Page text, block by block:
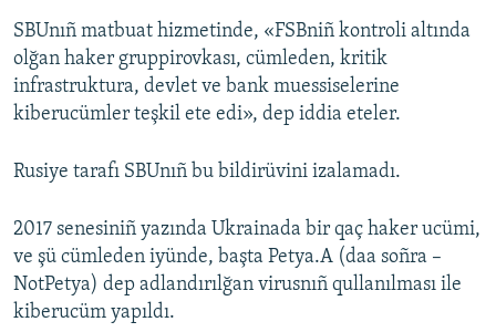
SBUnıñ matbuat hizmetinde, «FSBniñ kontroli altında
olğan haker gruppirovkası, cümleden, kritik
infrastruktura, devlet ve bank muessiselerine
kiberucümler teşkil ete edi», dep iddia eteler.
Rusiye tarafı SBUnıñ bu bildirüvini izalamadı.
2017 senesiniñ yazında Ukrainada bir qaç haker ucümi,
ve şü cümleden iyünde, başta Petya.A (daa soñra –
NotPetya) dep adlandırılğan virusnıñ qullanılması ile
kiberucüm yapıldı.